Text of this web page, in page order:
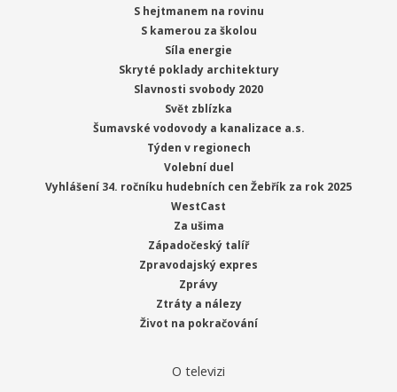
S hejtmanem na rovinu
S kamerou za školou
Síla energie
Skryté poklady architektury
Slavnosti svobody 2020
Svět zblízka
Šumavské vodovody a kanalizace a.s.
Týden v regionech
Volební duel
Vyhlášení 34. ročníku hudebních cen Žebřík za rok 2025
WestCast
Za ušima
Západočeský talíř
Zpravodajský expres
Zprávy
Ztráty a nálezy
Život na pokračování
O televizi